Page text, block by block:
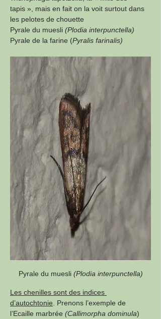
tapis », mais en fait on la voit surtout dans
les pelotes de chouette
Pyrale du muesli (Plodia interpunctella)
Pyrale de la farine (Pyralis farinalis)
Pyrale du muesli (Plodia interpunctella)
Les chenilles sont des indices
d’autochtonie . Prenons l’exemple de
l’Ecaille marbrée (Callimorpha dominula)